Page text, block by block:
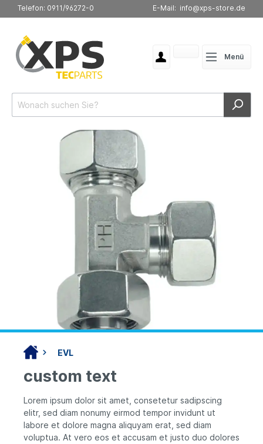
Telefon: 0911/96272-0 E-Mail: info@xps-store.de
Menü
EVL
custom text
Lorem ipsum dolor sit amet, consetetur sadipscing
elitr, sed diam nonumy eirmod tempor invidunt ut
labore et dolore magna aliquyam erat, sed diam
voluptua. At vero eos et accusam et justo duo dolores